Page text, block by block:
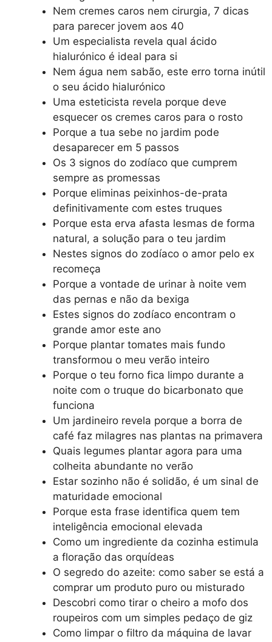
Nem cremes caros nem cirurgia, 7 dicas
para parecer jovem aos 40
Um especialista revela qual ácido
hialurónico é ideal para si
Nem água nem sabão, este erro torna inútil
o seu ácido hialurónico
Uma esteticista revela porque deve
esquecer os cremes caros para o rosto
Porque a tua sebe no jardim pode
desaparecer em 5 passos
Os 3 signos do zodíaco que cumprem
sempre as promessas
Porque eliminas peixinhos-de-prata
definitivamente com estes truques
Porque esta erva afasta lesmas de forma
natural, a solução para o teu jardim
Nestes signos do zodíaco o amor pelo ex
recomeça
Porque a vontade de urinar à noite vem
das pernas e não da bexiga
Estes signos do zodíaco encontram o
grande amor este ano
Porque plantar tomates mais fundo
transformou o meu verão inteiro
Porque o teu forno fica limpo durante a
noite com o truque do bicarbonato que
funciona
Um jardineiro revela porque a borra de
café faz milagres nas plantas na primavera
Quais legumes plantar agora para uma
colheita abundante no verão
Estar sozinho não é solidão, é um sinal de
maturidade emocional
Porque esta frase identifica quem tem
inteligência emocional elevada
Como um ingrediente da cozinha estimula
a floração das orquídeas
O segredo do azeite: como saber se está a
comprar um produto puro ou misturado
Descobri como tirar o cheiro a mofo dos
roupeiros com um simples pedaço de giz
Como limpar o filtro da máquina de lavar